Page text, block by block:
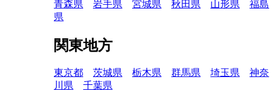
青森県 岩手県 宮城県 秋田県 山形県
福島
県
関東地方
東京都 茨城県 栃木県 群馬県 埼玉県
神奈
川県
千葉県